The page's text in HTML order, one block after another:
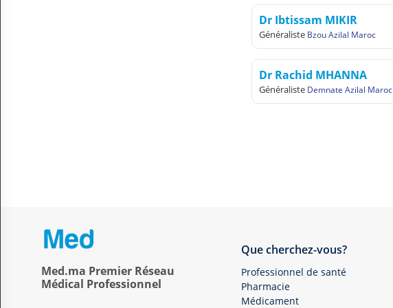
Dr Ibtissam MIKIR
Généraliste Bzou Azilal Maroc
Dr Rachid MHANNA
Généraliste Demnate Azilal Maroc
Med.ma Premier Réseau
Médical Professionnel
Que cherchez-vous?
Professionnel de santé
Pharmacie
Médicament